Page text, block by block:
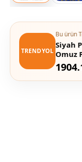
TRENDYOL
Bu ürün
Siyah
Omuz